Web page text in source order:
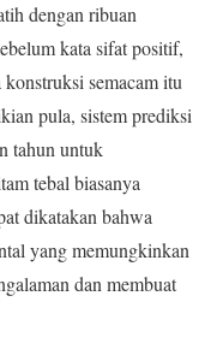
dengan ribuan
kata sifat positif,
semacam itu
pula, sistem prediksi
tahun untuk
tebal biasanya
dikatakan bahwa
yang memungkinkan
dan membuat